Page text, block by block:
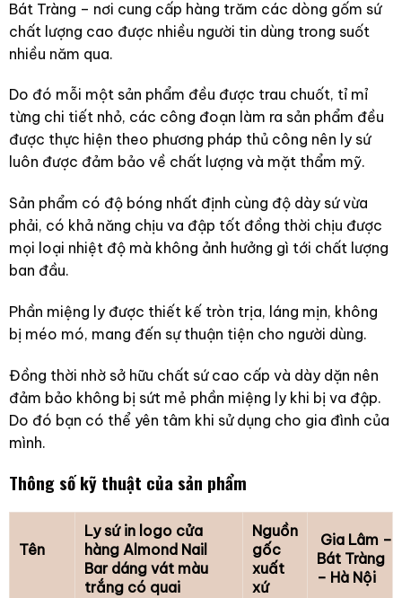
Bát Tràng – nơi cung cấp hàng trăm các dòng gốm sứ
chất lượng cao được nhiều người tin dùng trong suốt
nhiều năm qua.
Do đó mỗi một sản phẩm đều được trau chuốt, tỉ mỉ
từng chi tiết nhỏ, các công đoạn làm ra sản phẩm đều
được thực hiện theo phương pháp thủ công nên ly sứ
luôn được đảm bảo về chất lượng và mặt thẩm mỹ.
Sản phẩm có độ bóng nhất định cùng độ dày sứ vừa
phải, có khả năng chịu va đập tốt đồng thời chịu được
mọi loại nhiệt độ mà không ảnh hưởng gì tới chất lượng
ban đầu.
Phần miệng ly được thiết kế tròn trịa, láng mịn, không
bị méo mó, mang đến sự thuận tiện cho người dùng.
Đồng thời nhờ sở hữu chất sứ cao cấp và dày dặn nên
đảm bảo không bị sứt mẻ phần miệng ly khi bị va đập.
Do đó bạn có thể yên tâm khi sử dụng cho gia đình của
mình.
Thông số kỹ thuật của sản phẩm
Tên
Ly sứ in logo cửa
hàng Almond Nail
Bar dáng vát màu
trắng có quai
Nguồn
gốc
xuất
xứ
Gia Lâm –
Bát Tràng
– Hà Nội